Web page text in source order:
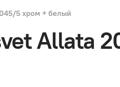
5 хром + белый
Allata